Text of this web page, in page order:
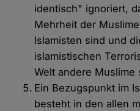
identisch" ignoriert,
Mehrheit der
Islamisten sind und
islamistischen
Welt andere Muslime
Ein Bezugspunkt im
besteht in den allen